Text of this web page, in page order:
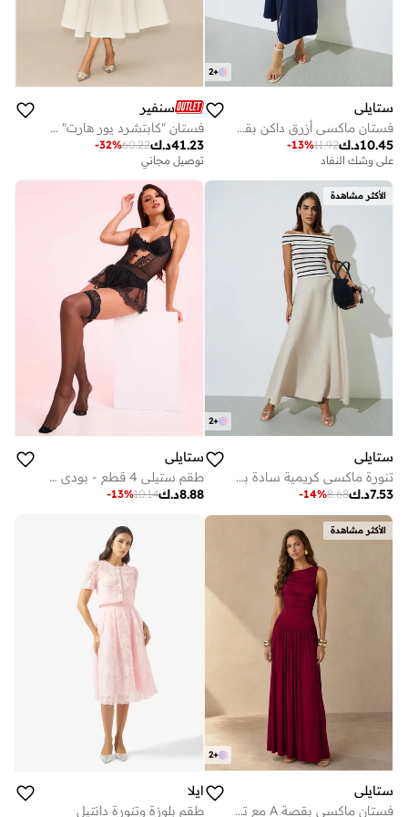
+
2
ستايلي
فستان ماكسي أزرق داكن بقصة A وأكمام قصيرة
د.ك10.45
11.92
-13%
على وشك النفاد
سنفير
فستان "كابتشرد يور هارت" ميدي باللون الأبيض مزين وبدون أكمام
د.ك41.23
60.22
-32%
توصيل مجاني
الأكثر مشاهدة
+
2
ستايلي
تنورة ماكسي كريمية سادة بقصة A
د.ك7.53
8.68
-14%
ستايلي
طقم ستيلي 4 قطع - بودي سوت دانتيل، تنورة، حمالات وجوارب فخذ عالية
د.ك8.88
10.14
-13%
الأكثر مشاهدة
+
2
ستايلي
فستان ماكسي بقصة A مع تفاصيل مكشكشة - أحمر
ايلا
طقم بلوزة وتنورة دانتيل